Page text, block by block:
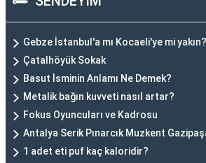
Gebze İstanbul'a mı Kocaeli'ye mi yakın?
Çatalhöyük Sokak
Basut İsminin Anlamı Ne Demek?
Metalik bağın kuvveti nasıl artar?
Fokus Oyuncuları ve Kadrosu
Antalya Serik Pınarcık Muzkent
1 adet eti puf kaç kaloridir?